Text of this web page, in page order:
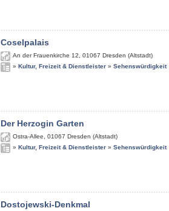
Coselpalais
An der Frauenkirche 12 01067 Dresden (Altstadt)
» Kultur, Freizeit & Dienstleister » Sehenswürdigkeit
Der Herzogin Garten
Ostra-Allee 01067 Dresden (Altstadt)
» Kultur, Freizeit & Dienstleister » Sehenswürdigkeit
Dostojewski-Denkmal